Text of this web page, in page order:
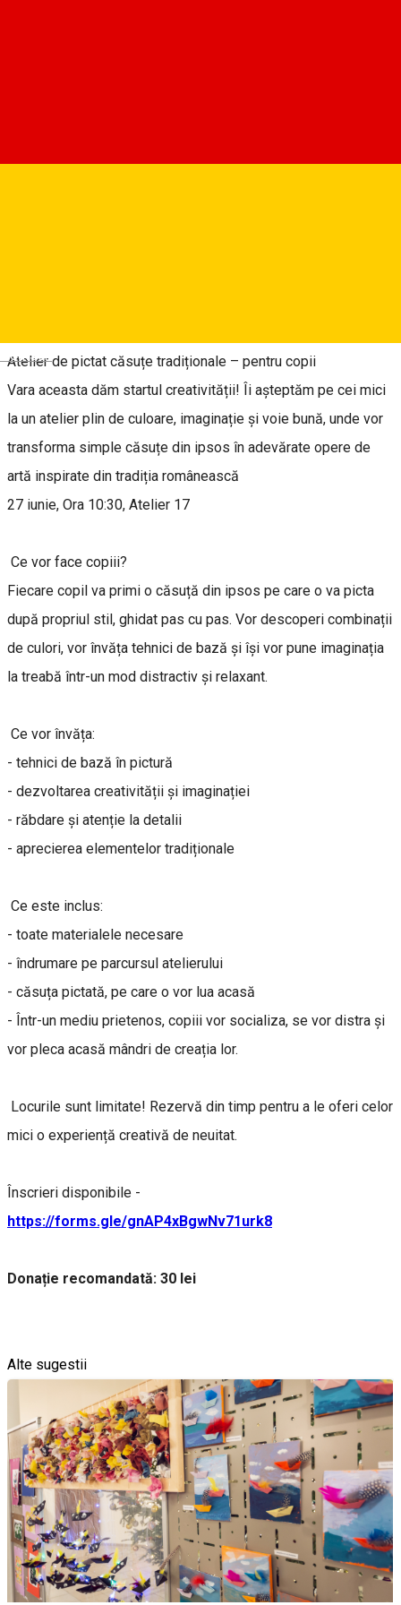
Deutsch
Atelier de pictat căsuțe tradiționale – pentru copii
Vara aceasta dăm startul creativității! Îi așteptăm pe cei mici
la un atelier plin de culoare, imaginație și voie bună, unde vor
transforma simple căsuțe din ipsos în adevărate opere de
artă inspirate din tradiția românească
27 iunie, Ora 10:30, Atelier 17
Ce vor face copiii?
Fiecare copil va primi o căsuță din ipsos pe care o va picta
după propriul stil, ghidat pas cu pas. Vor descoperi combinații
de culori, vor învăța tehnici de bază și își vor pune imaginația
la treabă într-un mod distractiv și relaxant.
Ce vor învăța:
- tehnici de bază în pictură
- dezvoltarea creativității și imaginației
- răbdare și atenție la detalii
- aprecierea elementelor tradiționale
Ce este inclus:
- toate materialele necesare
- îndrumare pe parcursul atelierului
- căsuța pictată, pe care o vor lua acasă
- Într-un mediu prietenos, copiii vor socializa, se vor distra și
vor pleca acasă mândri de creația lor.
Locurile sunt limitate! Rezervă din timp pentru a le oferi celor
mici o experiență creativă de neuitat.
Înscrieri disponibile -
https://forms.gle/gnAP4xBgwNv71urk8
Donație recomandată: 30 lei
Alte sugestii